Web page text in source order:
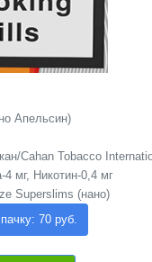
Апельсин)
Cahan Tobacco
мг, Никотин-0,4 мг
Superslims (нано)
70 руб.